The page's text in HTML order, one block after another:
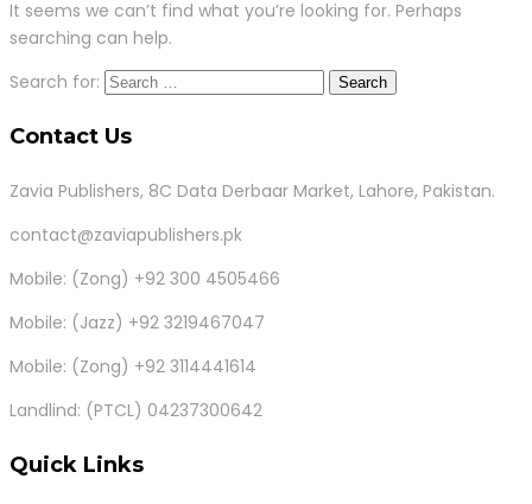
It seems we can’t find what you’re looking for. Perhaps
searching can help.
Search for:
Contact Us
Zavia Publishers, 8C Data Derbaar Market, Lahore, Pakistan.
contact@zaviapublishers.pk
Mobile: (Zong) +92 300 4505466
Mobile: (Jazz) +92 3219467047
Mobile: (Zong) +92 3114441614
Landlind: (PTCL) 04237300642
Quick Links